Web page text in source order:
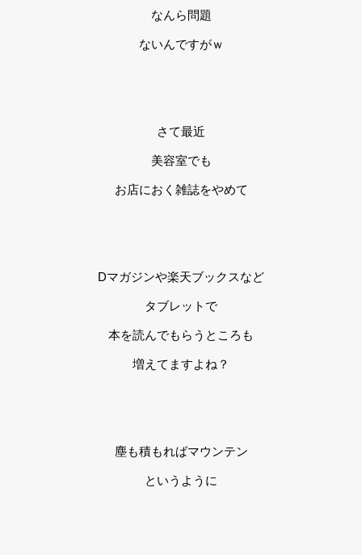
なんら問題
ないんですがｗ
さて最近
美容室でも
お店におく雑誌をやめて
Dマガジンや楽天ブックスなど
タブレットで
本を読んでもらうところも
増えてますよね？
塵も積もればマウンテン
というように